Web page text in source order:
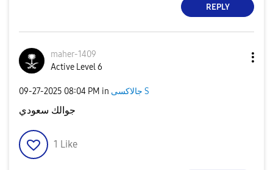
REPLY
maher-1409
Active Level 6
‎09-27-2025 08:04 PM in جالاكسى S
جوالك سعودي
1 Like